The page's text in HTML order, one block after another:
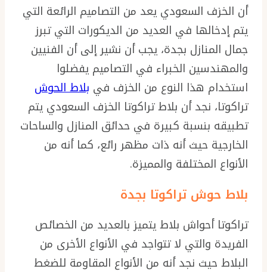
أن الخزف السعودي يعد من التصاميم الرائعة التي
يتم إدخالها في العديد من الديكورات التي تبرز
جمال المنازل بجدة، يجب أن نشير إلى أن الفنيين
والمهندسين الخبراء في التصاميم يفضلوا
استخدام هذا النوع من الخزف في بلاط الحوش
تراكوتا، نجد أن بلاط تراكوتا الخزف السعودي يتم
تطبيقه بنسبة كبيرة في حدائق المنازل والساحات
الخارجية حيث أنه ذات مظهر رائع، كما أنه من
الأنواع المختلفة والمميزة.
بلاط حوش تراكوتا بجدة
تراكوتا أحواش بلاط يتميز بالعديد من الخصائص
الفريدة والتي لا تتواجد في الأنواع الأخرى من
البلاط حيث نجد أنه من الأنواع المقاومة للضغط